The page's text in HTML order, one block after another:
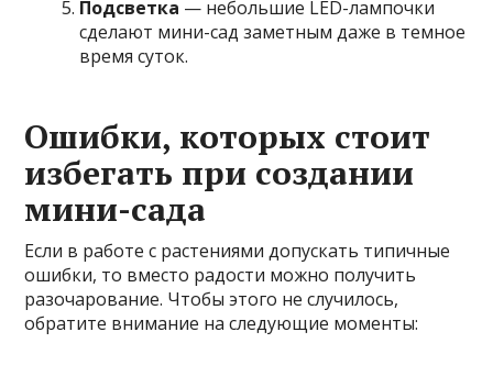
Подсветка — небольшие LED-лампочки
сделают мини-сад заметным даже в темное
время суток.
Ошибки, которых стоит
избегать при создании
мини-сада
Если в работе с растениями допускать типичные
ошибки, то вместо радости можно получить
разочарование. Чтобы этого не случилось,
обратите внимание на следующие моменты: